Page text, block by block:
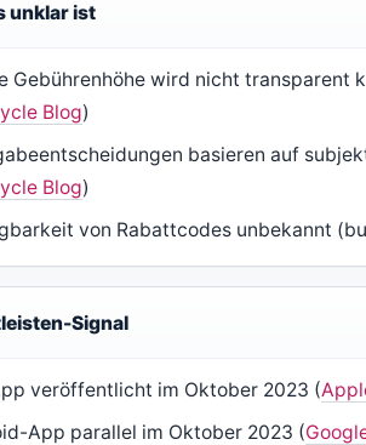
unklar ist
Gebührenhöhe wird nicht transparent
Blog)
basieren auf
Blog)
von Rabattcodes unbekannt
Signal
veröffentlicht im Oktober 2023 (
App parallel im Oktober 2023 (